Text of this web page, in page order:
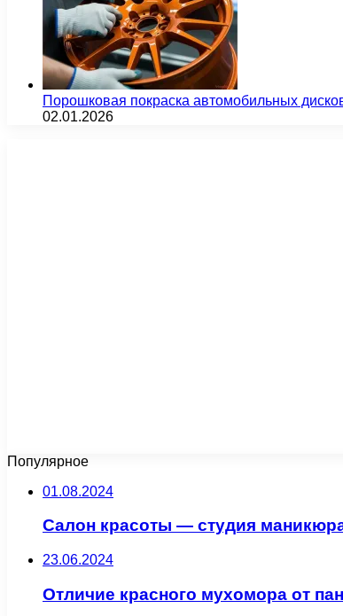
Порошковая покраска автомобильных
02.01.2026
Популярное
01.08.2024
Салон красоты — студия
23.06.2024
Отличие красного мухомора от